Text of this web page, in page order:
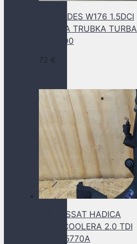
MERCEDES W176 1.5DCI
HADICA TRUBKA TURBA
1207600
72 €
VW PASSAT HADICA
INTERCOOLERA 2.0 TDI
5N0145770A